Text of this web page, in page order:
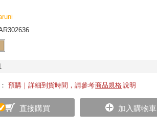
預購｜詳細到貨時間，請參考商品規格說明
直接購買 加入購物車